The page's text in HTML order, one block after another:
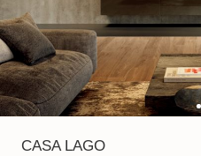
CASA LAGO